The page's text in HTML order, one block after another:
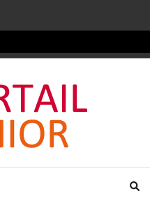
pour les seniors : une